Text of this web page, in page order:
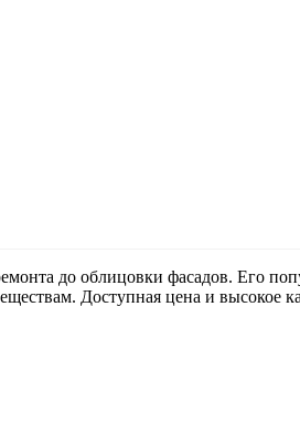
до облицовки фасадов. Его
Доступная цена и высокое